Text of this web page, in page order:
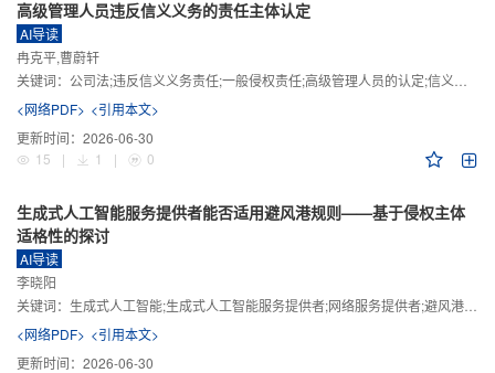
高级管理人员违反信义义务的责任主体认定
AI导读
冉克平,曹蔚轩
关键词： 公司法;违反信义义务责任;一般侵权责任;高级管理人员的认定;信义义务
<网络PDF> <引用本文>
更新时间： 2026-06-30
15
| 1 | 0
生成式人工智能服务提供者能否适用避风港规则——基于侵权主体
适格性的探讨
AI导读
李晓阳
关键词： 生成式人工智能;生成式人工智能服务提供者;网络服务提供者;避风港规则;版权责任
<网络PDF> <引用本文>
更新时间： 2026-06-30